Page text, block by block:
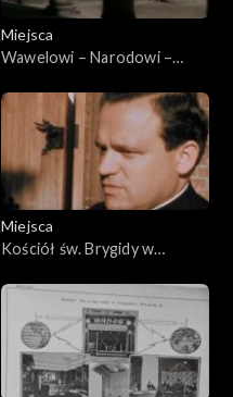
Miejsca
Wawelowi – Narodowi –
Miejsca
Kościół św. Brygidy w